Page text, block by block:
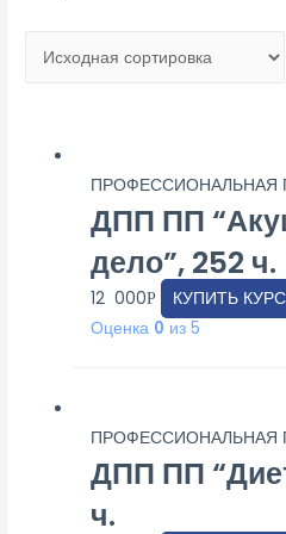
ПРОФЕССИОНАЛЬНАЯ
ДПП ПП
дело”, 252
12 000Р
КУПИТЬ КУРС
Оценка 0 из 5
ПРОФЕССИОНАЛЬНАЯ
ДПП ПП
ч.